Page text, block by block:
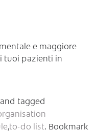
e maggiore
tuoi pazienti in
and tagged
,to-do list. Bookmark